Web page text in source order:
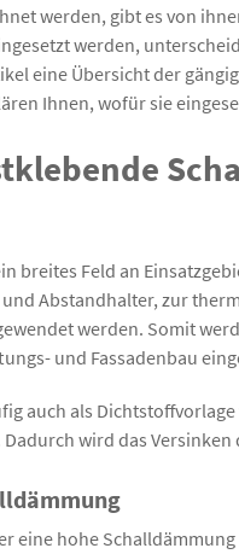
werden, gibt es von
werden,
eine Übersicht der
Ihnen, wofür sie
breites Feld an
und Abstandhalter, zur
werden. Somit
und Fassadenbau
auch als
wird das
eine hohe